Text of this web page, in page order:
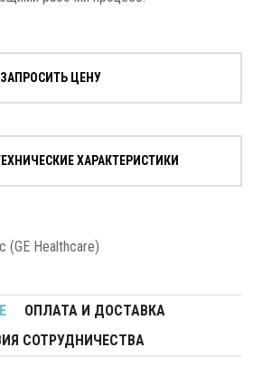
ЗАПРОСИТЬ ЦЕНУ
ХАРАКТЕРИСТИКИ
(GE Healthcare)
ОПЛАТА И ДОСТАВКА
СОТРУДНИЧЕСТВА